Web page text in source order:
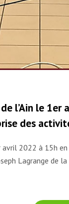
de l’Ain le
des
avril 2022 à 15h
Lagrange de